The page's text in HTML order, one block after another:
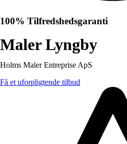
100% Tilfredshedsgaranti
Maler Lyngby
Holms Maler Entreprise ApS
Få et uforpligtende tilbud